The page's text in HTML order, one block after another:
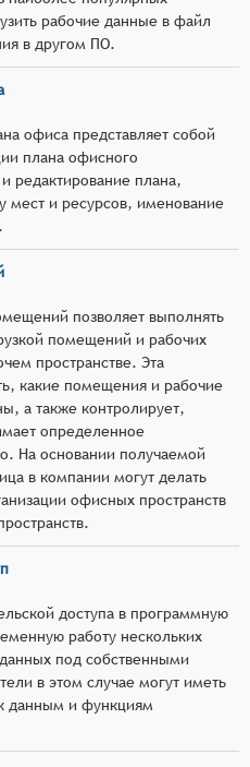
рабочие данные в файл
в другом ПО.
офиса представляет собой
плана офисного
редактирование плана,
мест и ресурсов, именование
позволяет выполнять
помещений и рабочих
пространстве. Эта
какие помещения и рабочие
а также контролирует,
определенное
На основании получаемой
в компании могут делать
офисных пространств
доступа в программную
работу нескольких
под собственными
в этом случае могут иметь
данным и функциям